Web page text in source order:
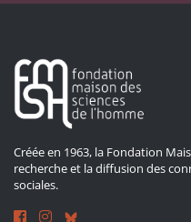
Créée en 1963, la Fondation
recherche et la diffusion des
sociales.